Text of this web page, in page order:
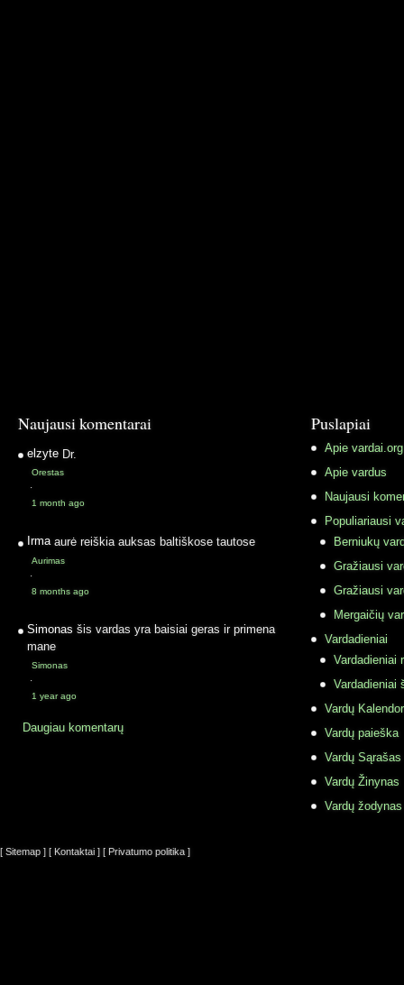
Naujausi komentarai
elzyte Dr.
Orestas
·
1 month ago
Irma aurė reiškia auksas baltiškose tautose
Aurimas
·
8 months ago
Simonas šis vardas yra baisiai geras ir primena
mane
Simonas
·
1 year ago
Daugiau komentarų
Puslapiai
Apie vardai.org
Apie vardus
Naujausi
Populiariausi
Berniukų
Gražiausi
Gražiausi
Mergaičių
Vardadieniai
Vardadieniai
Vardadieniai
Vardų
Vardų paieška
Vardų Sąrašas
Vardų Žinynas
Vardų
[ Sitemap ] [ Kontaktai ] [ Privatumo politika ]